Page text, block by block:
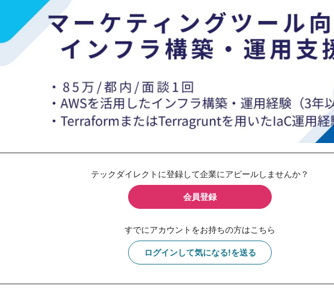
テックダイレクトに登録して企業にアピールしませんか？
会員登録
すでにアカウントをお持ちの方はこちら
ログインして気になる!を送る